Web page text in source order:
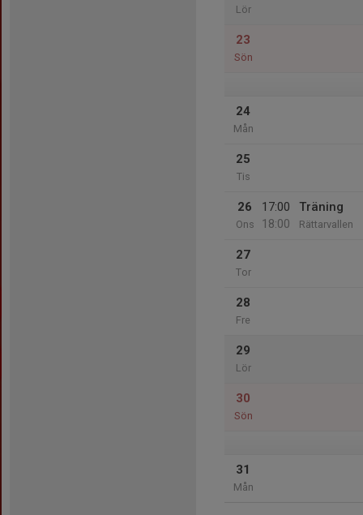
Lör
23
Sön
24
Mån
25
Tis
26
Ons
17:00
18:00
Träning
Rättarvallen
27
Tor
28
Fre
29
Lör
30
Sön
31
Mån